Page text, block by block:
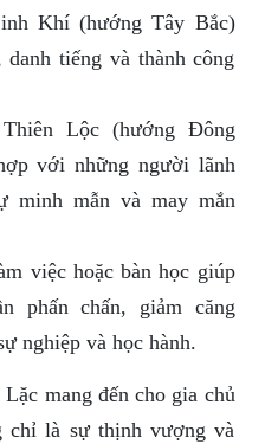
Khí (hướng Tây Bắc)
tiếng và thành công
Lộc (hướng Đông
với những người lãnh
minh mẫn và may mắn
việc hoặc bàn học giúp
phấn chấn, giảm căng
nghiệp và học hành.
mang đến cho gia chủ
chỉ là sự thịnh vượng và